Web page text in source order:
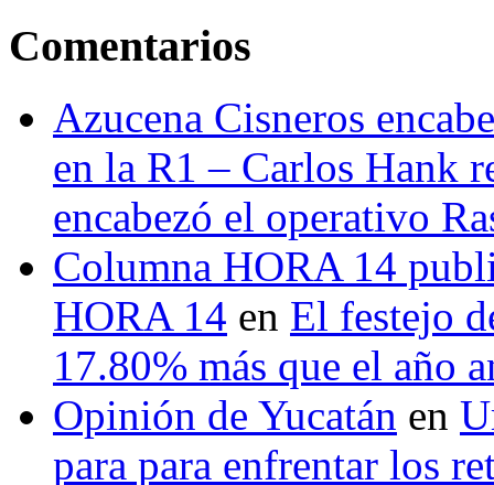
Comentarios
Azucena Cisneros
en la R1 – Carlos Hank
encabezó el operativo
Columna HORA 14
HORA 14 en El festejo
17.80% más que el año
Opinión de Yucatán en
para para enfrentar los